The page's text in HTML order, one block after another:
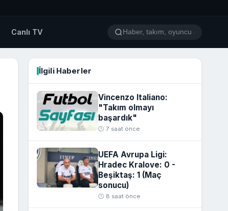
Canlı TV
İlgili Haberler
Vincenzo Italiano:
"Takım olmayı
başardık"
🕒 7 saat önce
UEFA Avrupa Ligi:
Hradec Kralove: 0 -
Beşiktaş: 1 (Maç
sonucu)
🕒 8 saat önce